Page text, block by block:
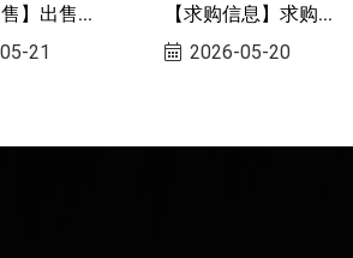
售】出售...
21
【求购信息】求购...
2026-05-20